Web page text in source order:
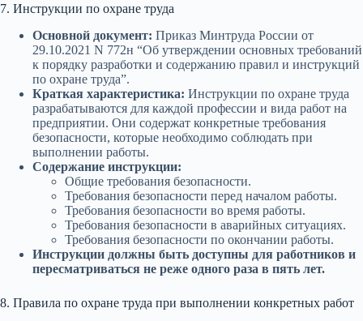
7. Инструкции по охране труда
Основной документ: Приказ Минтруда России от
29.10.2021 N 772н “Об утверждении основных требований
к порядку разработки и содержанию правил и инструкций
по охране труда”.
Краткая характеристика: Инструкции по охране труда
разрабатываются для каждой профессии и вида работ на
предприятии. Они содержат конкретные требования
безопасности, которые необходимо соблюдать при
выполнении работы.
Содержание инструкции:
Общие требования безопасности.
Требования безопасности перед началом работы.
Требования безопасности во время работы.
Требования безопасности в аварийных ситуациях.
Требования безопасности по окончании работы.
Инструкции должны быть доступны для работников и
пересматриваться не реже одного раза в пять лет.
8. Правила по охране труда при выполнении конкретных работ